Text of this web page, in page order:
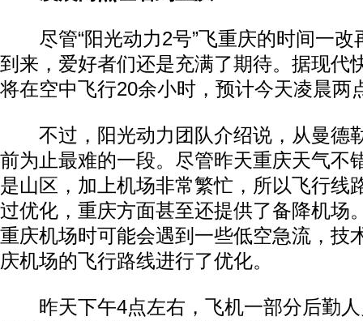
尽管“阳光动力2号”飞重庆的时间一改
到来，爱好者们还是充满了期待。据现代
将在空中飞行20余小时，预计今天凌晨两
不过，阳光动力团队介绍说，从曼德
前为止最难的一段。尽管昨天重庆天气不
是山区，加上机场非常繁忙，所以飞行线
过优化，重庆方面甚至还提供了备降机场
重庆机场时可能会遇到一些低空急流，技
庆机场的飞行路线进行了优化。
昨天下午4点左右，飞机一部分后勤人